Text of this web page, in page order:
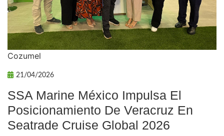
Cozumel
21/04/2026
SSA Marine México Impulsa El
Posicionamiento De Veracruz En
Seatrade Cruise Global 2026